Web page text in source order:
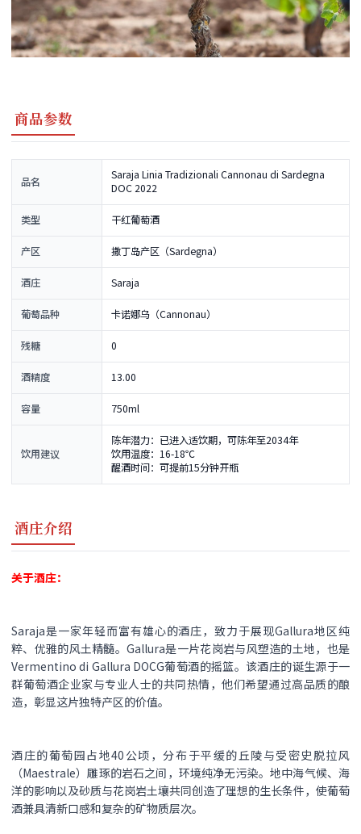
商品参数
品名
Saraja Linia Tradizionali Cannonau di Sardegna
DOC 2022
类型 干红葡萄酒
产区 撒丁岛产区（Sardegna）
酒庄 Saraja
葡萄品种 卡诺娜乌（Cannonau）
残糖 0
酒精度 13.00
容量 750ml
饮用建议
陈年潜力：已进入适饮期，可陈年至2034年
饮用温度：16-18℃
醒酒时间：可提前15分钟开瓶
酒庄介绍
关于酒庄：
Saraja是一家年轻而富有雄心的酒庄，致力于展现Gallura地区纯
粹、优雅的风土精髓。Gallura是一片花岗岩与风塑造的土地，也是
Vermentino di Gallura DOCG葡萄酒的摇篮。该酒庄的诞生源于一
群葡萄酒企业家与专业人士的共同热情，他们希望通过高品质的酿
造，彰显这片独特产区的价值。
酒庄的葡萄园占地40公顷，分布于平缓的丘陵与受密史脱拉风
（Maestrale）雕琢的岩石之间，环境纯净无污染。地中海气候、海
洋的影响以及砂质与花岗岩土壤共同创造了理想的生长条件，使葡萄
酒兼具清新口感和复杂的矿物质层次。